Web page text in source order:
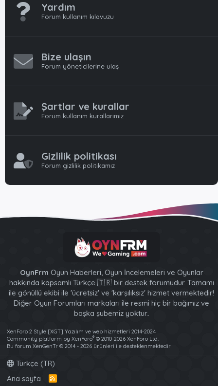
Yardım
Forum kullanım kılavuzu
Bize ulaşın
Forum yöneticilerine ulaş
Şartlar ve kurallar
Forum kullanım kurallarımız
Gizlilik politikası
Forum gizlilik politikamız
OynFrm Oyun Haberleri, Oyun İncelemeleri ve Oyunlar
hakkında kapsamlı Türkçe 🇹🇷 bir destek forumudur. Tamamı
ile gönüllü ekibi ile 'ücretsiz' ve 'karşılıksız' hizmet vermektedir!
Diğer Oyun Forumları markaları ile resmi hiç bir bağımız ve
başka şubemiz yoktur..
XenForo 2 Style [XGT] Yazılım ve web hizmetleri 2014-2024
Community platform by XenForo® © 2010-2026 XenForo Ltd.
Bu forum XenGenTr © 2014 - 2026 ürünleri ile desteklenmektedir
Türkçe (TR)
Ana sayfa
R